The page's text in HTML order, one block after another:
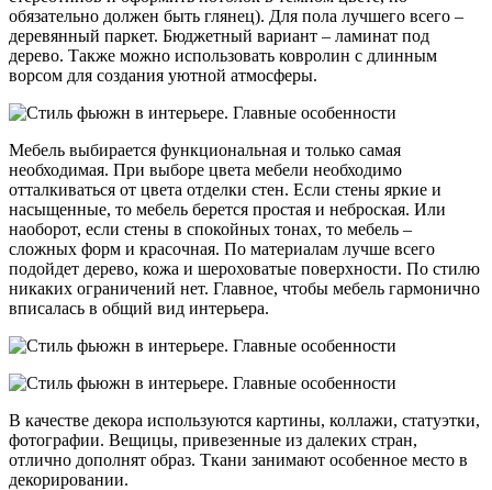
обязательно должен быть глянец). Для пола лучшего всего –
деревянный паркет. Бюджетный вариант – ламинат под
дерево. Также можно использовать ковролин с длинным
ворсом для создания уютной атмосферы.
Мебель выбирается функциональная и только самая
необходимая. При выборе цвета мебели необходимо
отталкиваться от цвета отделки стен. Если стены яркие и
насыщенные, то мебель берется простая и неброская. Или
наоборот, если стены в спокойных тонах, то мебель –
сложных форм и красочная. По материалам лучше всего
подойдет дерево, кожа и шероховатые поверхности. По стилю
никаких ограничений нет. Главное, чтобы мебель гармонично
вписалась в общий вид интерьера.
В качестве декора используются картины, коллажи, статуэтки,
фотографии. Вещицы, привезенные из далеких стран,
отлично дополнят образ. Ткани занимают особенное место в
декорировании.